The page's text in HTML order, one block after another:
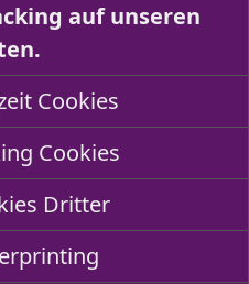
auf unseren
Cookies
Cookies
Dritter